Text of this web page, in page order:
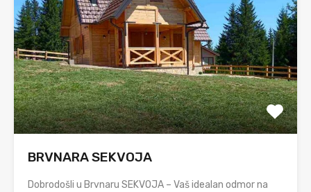
BRVNARA SEKVOJA
Dobrodošli u Brvnaru SEKVOJA – Vaš idealan odmor na